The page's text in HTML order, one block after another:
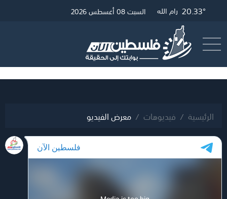
25.71° غزة 20.57° القدس 20.33° رام الله السبت 08 أغسطس 2026
الرئيسية فيديوهات معرض الفيديو